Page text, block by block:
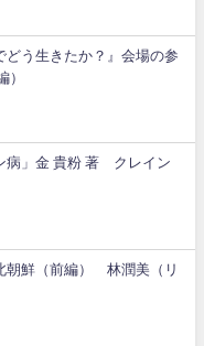
どう生きたか？』会場の参
）
病」金 貴粉 著 クレイン
朝鮮（前編） 林潤美（リ